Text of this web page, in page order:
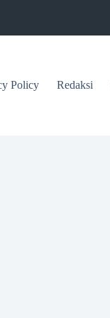
Policy Redaksi